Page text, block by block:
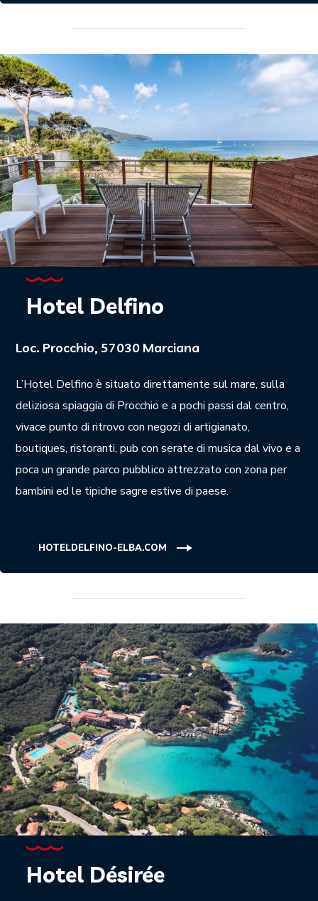
Hotel Delfino
Loc. Procchio, 57030 Marciana
L’Hotel Delfino è situato direttamente sul mare, sulla
deliziosa spiaggia di Procchio e a pochi passi dal centro,
vivace punto di ritrovo con negozi di artigianato,
boutiques, ristoranti, pub con serate di musica dal vivo e a
poca un grande parco pubblico attrezzato con zona per
bambini ed le tipiche sagre estive di paese.
HOTELDELFINO-ELBA.COM
Hotel Désirée